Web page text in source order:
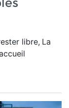
libre, La